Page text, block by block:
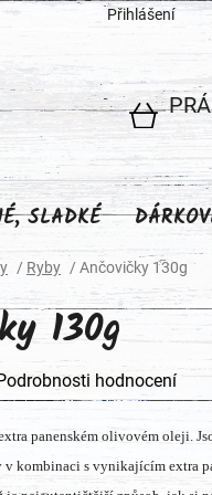
Přihlášení
NÁKUPNÍ
KOŠÍK
SLADKÉ
/ Ryby / Ančovičky 130g
130g
hodnocení
panenském olivovém oleji.
kombinaci s vynikajícím extra